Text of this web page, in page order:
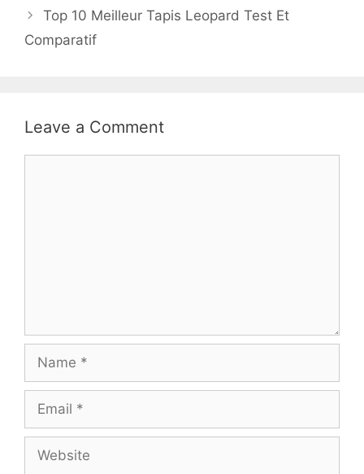
Top 10 Meilleur Tapis Leopard Test Et
Comparatif
Leave a Comment